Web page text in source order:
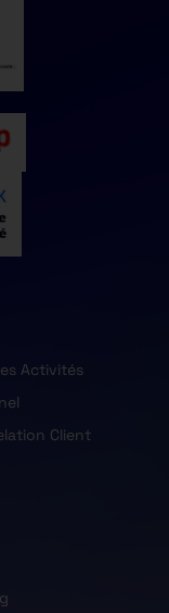
Activités
Client